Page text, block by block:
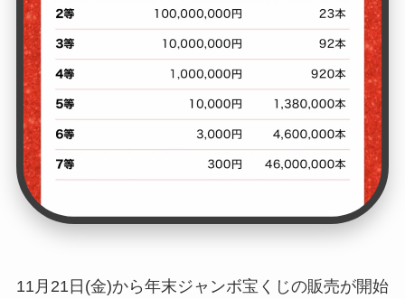
11月21日(金)から年末ジャンボ宝くじの販売が開始